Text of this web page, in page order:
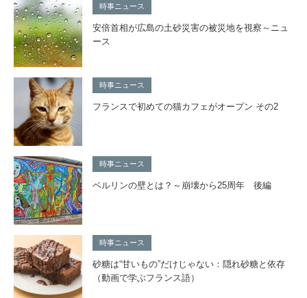
時事ニュース
安倍首相が広島の土砂災害の被災地を視察～ニュ
ース
時事ニュース
フランスで初めての猫カフェがオープン その2
時事ニュース
ベルリンの壁とは？～崩壊から25周年 後編
時事ニュース
砂糖は“甘いもの”だけじゃない：隠れ砂糖と依存
（動画で学ぶフランス語）